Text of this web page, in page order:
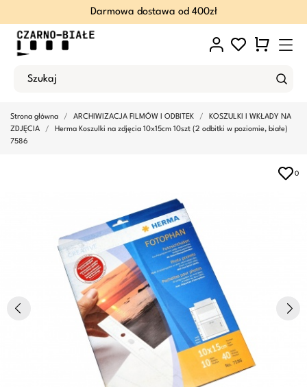
Darmowa dostawa od 400zł
Strona główna ARCHIWIZACJA FILMÓW I ODBITEK
KOSZULKI I WKŁADY NA
ZDJĘCIA
Herma Koszulki na zdjęcia 10x15cm 10szt (2 odbitki w poziomie, białe)
7586
0